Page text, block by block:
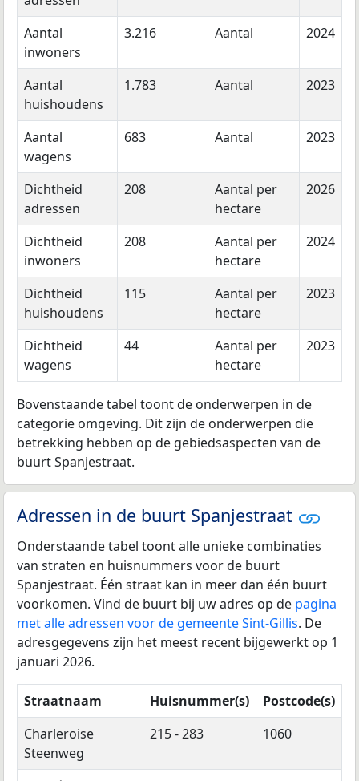
Aantal
inwoners
3.216 Aantal 2024
Aantal
huishoudens
1.783 Aantal 2023
Aantal
wagens
683 Aantal 2023
Dichtheid
adressen
208
Aantal per
hectare
2026
Dichtheid
inwoners
208
Aantal per
hectare
2024
Dichtheid
huishoudens
115
Aantal per
hectare
2023
Dichtheid
wagens
44
Aantal per
hectare
2023
Bovenstaande tabel toont de onderwerpen in de
categorie omgeving. Dit zijn de onderwerpen die
betrekking hebben op de gebiedsaspecten van de
buurt Spanjestraat.
Adressen in de buurt Spanjestraat
Onderstaande tabel toont alle unieke combinaties
van straten en huisnummers voor de buurt
Spanjestraat. Één straat kan in meer dan één buurt
voorkomen. Vind de buurt bij uw adres op de pagina
met alle adressen voor de gemeente Sint-Gillis. De
adresgegevens zijn het meest recent bijgewerkt op 1
januari 2026.
Straatnaam Huisnummer(s)
Postcode(s)
Charleroise
Steenweg
215 - 283 1060